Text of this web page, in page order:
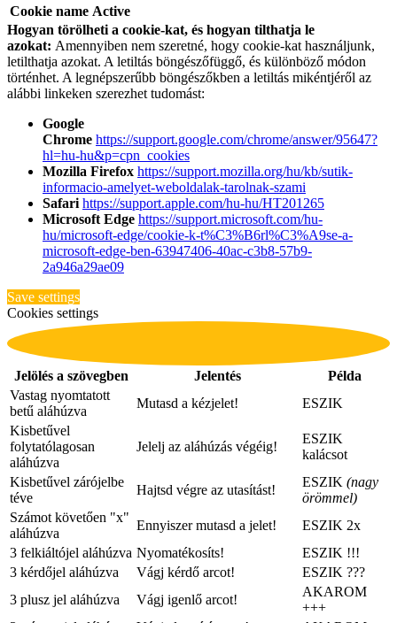
Cookie name Active
Hogyan törölheti a cookie-kat, és hogyan tilthatja le
azokat: Amennyiben nem szeretné, hogy cookie-kat használjunk,
letilthatja azokat. A letiltás böngészőfüggő, és különböző módon
történhet. A legnépszerűbb böngészőkben a letiltás mikéntjéről az
alábbi linkeken szerezhet tudomást:
Google
Chrome https://support.google.com/chrome/answer/95647?
hl=hu-hu&p=cpn_cookies
Mozilla Firefox https://support.mozilla.org/hu/kb/sutik-
informacio-amelyet-weboldalak-tarolnak-szami
Safari https://support.apple.com/hu-hu/HT201265
Microsoft Edge https://support.microsoft.com/hu-
hu/microsoft-edge/cookie-k-t%C3%B6rl%C3%A9se-a-
microsoft-edge-ben-63947406-40ac-c3b8-57b9-
2a946a29ae09
Save settings
Cookies settings
Jelölés a szövegben Jelentés
Példa
Vastag nyomtatott
betű aláhúzva
Mutasd a kézjelet!
ESZIK
Kisbetűvel
folytatólagosan
aláhúzva
Jelelj az aláhúzás végéig!
ESZIK
kalácsot
Kisbetűvel zárójelbe
téve
Hajtsd végre az utasítást!
ESZIK (nagy
örömmel)
Számot követően "x"
aláhúzva
Ennyiszer mutasd a jelet! ESZIK 2x
3 felkiáltójel aláhúzva Nyomatékosíts! ESZIK !!!
3 kérdőjel aláhúzva
Vágj kérdő arcot! ESZIK ???
3 plusz jel aláhúzva
Vágj igenlő arcot!
AKAROM
+++